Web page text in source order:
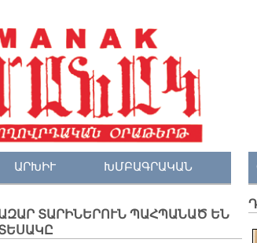
ԱՐԽԻՒ ԽՄԲԱԳՐԱԿԱՆ
ՏԱՐԻՆԵՐՈՒՆ ՊԱՀՊԱՆԱԾ ԵՆ